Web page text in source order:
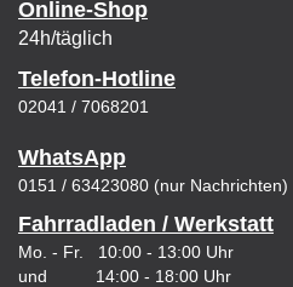
Online-Shop
24h/täglich
Telefon-Hotline
02041 / 7068201
WhatsApp
0151 / 63423080 (nur Nachrichten)
Fahrradladen / Werkstatt
Mo. - Fr. 10:00 - 13:00 Uhr
und 14:00 - 18:00 Uhr